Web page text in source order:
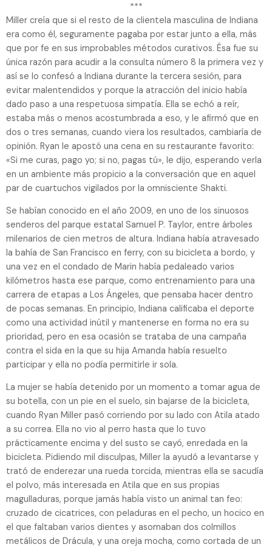
***
Miller creía que si el resto de la clientela masculina de Indiana
era como él, seguramente pagaba por estar junto a ella, más
que por fe en sus improbables métodos curativos. Ésa fue su
única razón para acudir a la consulta número 8 la primera vez y
así se lo confesó a Indiana durante la tercera sesión, para
evitar malentendidos y porque la atracción del inicio había
dado paso a una respetuosa simpatía. Ella se echó a reír,
estaba más o menos acostumbrada a eso, y le afirmó que en
dos o tres semanas, cuando viera los resultados, cambiaría de
opinión. Ryan le apostó una cena en su restaurante favorito:
«Si me curas, pago yo; si no, pagas tú», le dijo, esperando verla
en un ambiente más propicio a la conversación que en aquel
par de cuartuchos vigilados por la omnisciente Shakti.
Se habían conocido en el año 2009, en uno de los sinuosos
senderos del parque estatal Samuel P. Taylor, entre árboles
milenarios de cien metros de altura. Indiana había atravesado
la bahía de San Francisco en ferry, con su bicicleta a bordo, y
una vez en el condado de Marin había pedaleado varios
kilómetros hasta ese parque, como entrenamiento para una
carrera de etapas a Los Ángeles, que pensaba hacer dentro
de pocas semanas. En principio, Indiana calificaba el deporte
como una actividad inútil y mantenerse en forma no era su
prioridad, pero en esa ocasión se trataba de una campaña
contra el sida en la que su hija Amanda había resuelto
participar y ella no podía permitirle ir sola.
La mujer se había detenido por un momento a tomar agua de
su botella, con un pie en el suelo, sin bajarse de la bicicleta,
cuando Ryan Miller pasó corriendo por su lado con Atila atado
a su correa. Ella no vio al perro hasta que lo tuvo
prácticamente encima y del susto se cayó, enredada en la
bicicleta. Pidiendo mil disculpas, Miller la ayudó a levantarse y
trató de enderezar una rueda torcida, mientras ella se sacudía
el polvo, más interesada en Atila que en sus propias
magulladuras, porque jamás había visto un animal tan feo:
cruzado de cicatrices, con peladuras en el pecho, un hocico en
el que faltaban varios dientes y asomaban dos colmillos
metálicos de Drácula, y una oreja mocha, como cortada de un